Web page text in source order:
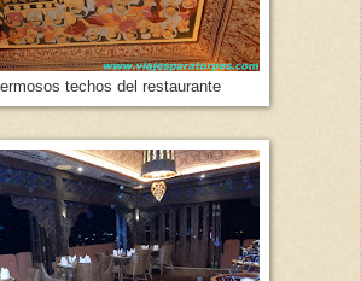
techos del restaurante